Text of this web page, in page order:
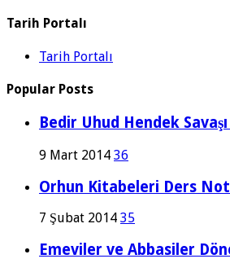
Tarih Portalı
Tarih Portalı
Popular Posts
Bedir Uhud Hendek Savaşı
9 Mart 2014 36
Orhun Kitabeleri Ders
7 Şubat 2014 35
Emeviler ve Abbasiler